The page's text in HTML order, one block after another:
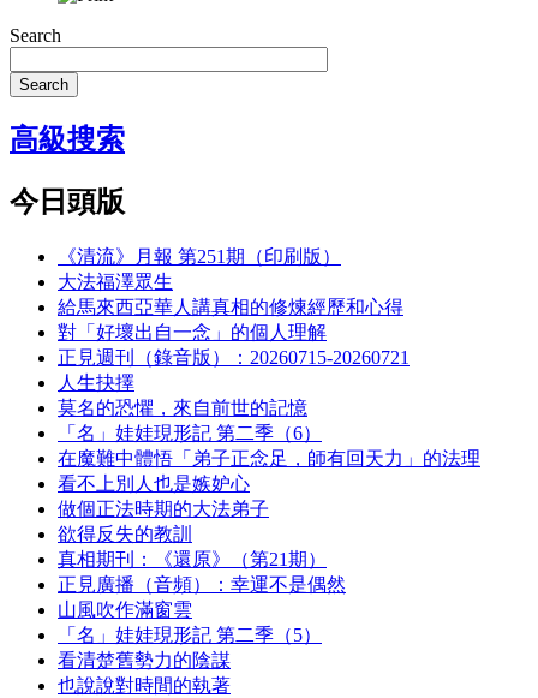
Search
Search
高級搜索
今日頭版
《清流》月報 第251期（印刷版）
大法福澤眾生
給馬來西亞華人講真相的修煉經歷和心得
對「好壞出自一念」的個人理解
正見週刊（錄音版）：20260715-20260721
人生抉擇
莫名的恐懼，來自前世的記憶
「名」娃娃現形記 第二季（6）
在魔難中體悟「弟子正念足，師有回天力」的法理
看不上別人也是嫉妒心
做個正法時期的大法弟子
欲得反失的教訓
真相期刊：《還原》（第21期）
正見廣播（音頻）：幸運不是偶然
山風吹作滿窗雲
「名」娃娃現形記 第二季（5）
看清楚舊勢力的陰謀
也說說對時間的執著